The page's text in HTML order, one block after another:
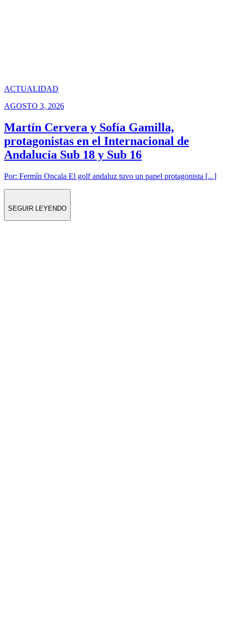
ACTUALIDAD
AGOSTO 3, 2026
Martín Cervera y Sofía Gamilla,
protagonistas en el Internacional de
Andalucía Sub 18 y Sub 16
Por: Fermín Oncala El golf andaluz tuvo un papel protagonista [...]
SEGUIR LEYENDO